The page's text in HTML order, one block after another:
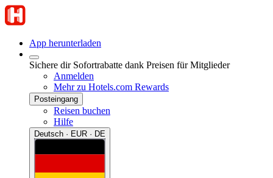
App herunterladen
Sichere dir Sofortrabatte dank Preisen für Mitglieder
Anmelden
Mehr zu Hotels.com Rewards
Posteingang
Reisen buchen
Hilfe
Deutsch · EUR · DE